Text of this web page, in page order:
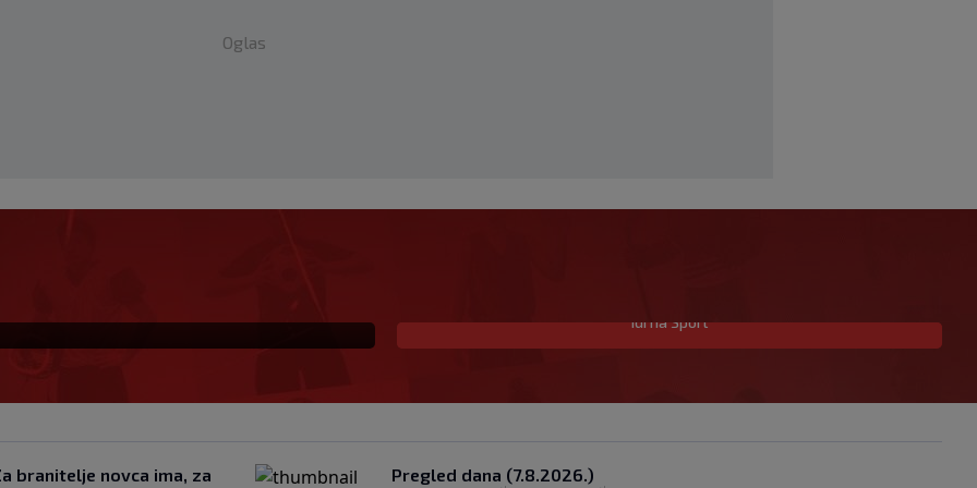
Oglas
druge lige, evo
Trener Istre uoči Poljuda: Prvenstvo je
utakmici
Idi na Sport
branitelje novca ima, za
Pregled dana (7.8.2026.)